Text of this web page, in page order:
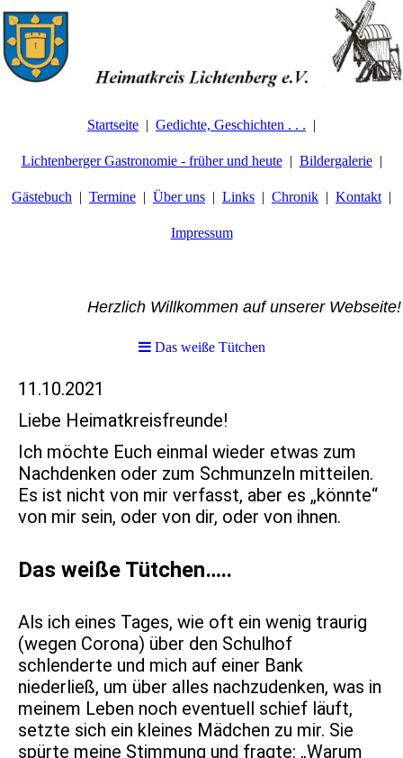
Startseite Gedichte, Geschichten . . .
Lichtenberger Gastronomie - früher und heute Bildergalerie
Gästebuch Termine Über uns Links Chronik Kontakt
Impressum
Herzlich Willkommen auf unserer Webseite!
Das weiße Tütchen
11.10.2021
Liebe Heimatkreisfreunde!
Ich möchte Euch einmal wieder etwas zum
Nachdenken oder zum Schmunzeln mitteilen.
Es ist nicht von mir verfasst, aber es „könnte“
von mir sein, oder von dir, oder von ihnen.
Das weiße Tütchen…..
Als ich eines Tages, wie oft ein wenig traurig
(wegen Corona) über den Schulhof
schlenderte und mich auf einer Bank
niederließ, um über alles nachzudenken, was in
meinem Leben noch eventuell schief läuft,
setzte sich ein kleines Mädchen zu mir. Sie
spürte meine Stimmung und fragte: „Warum